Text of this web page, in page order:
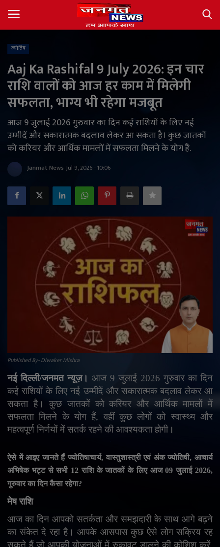
About
देश
अंतर्राष्ट्रीय
राज्य
खेल
व्यापार
टेक्नोलॉजी
ई-पेपर
English Arabic
ज्योतिष
Aaj Ka Rashifal 9 July 2026: इन चार
राशि वालों को आज हर काम में मिलेगी
सफलता, भाग्य भी रहेगा मजबूत
आज 9 जुलाई 2026 गुरुवार का दिन कई राशियों के लिए नई
उम्मीदें और सकारात्मक बदलाव लेकर आ सकता है। कुछ जातकों
को करियर और आर्थिक मामलों में सफलता मिलने के योग हैं.
Janmat News Jul 9, 2026 - 10:06
Published By- Diwaker Mishra
नई दिल्ली/जनमत न्यूज़। आज 9 जुलाई 2026 गुरुवार का दिन
कई राशियों के लिए नई उम्मीदें और सकारात्मक बदलाव लेकर आ
सकता है। कुछ जातकों को करियर और आर्थिक मामलों में
सफलता मिलने के योग हैं, वहीं कुछ लोगों को स्वास्थ्य और
महत्वपूर्ण निर्णयों में सतर्क रहने की आवश्यकता होगी।
ऐसे में आइए जानते हैं ज्योतिषाचार्य, वास्तुशास्त्री एवं अंक ज्योतिषी,आचार्य
अभिषेक भट्ट से सभी 12 राशि के जातकों के लिए आज09जुलाई2026,
गुरुवार का दिन कैसा रहेगा?
मेष राशि
आज का दिन आपको सतर्कता और समझदारी के साथ आगे बढ़ने
का संकेत दे रहा है। आपके आसपास कुछ ऐसे लोग सक्रिय रह
सकते हैं जो आपकी योजनाओं में रुकावट डालने की कोशिश करें,